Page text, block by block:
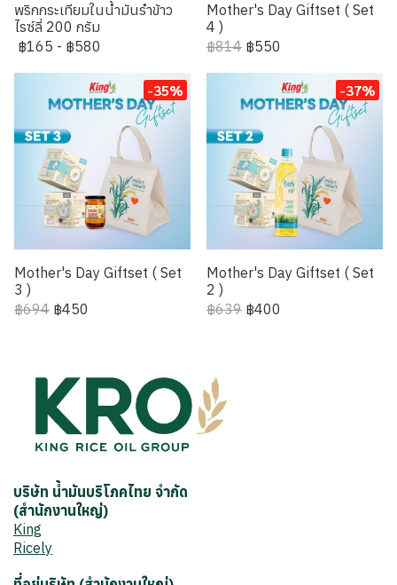
พริกกระเทียมในน้ำมันรำข้าว
ไรซ์ลี่ 200 กรัม
฿165 - ฿580
Mother's Day Giftset ( Set
4 )
฿814 ฿550
-35%
Mother's Day Giftset ( Set
3 )
฿694 ฿450
-37%
Mother's Day Giftset ( Set
2 )
฿639 ฿400
บริษัท น้ำมันบริโภคไทย จำกัด
(สำนักงานใหญ่)
King
Ricely